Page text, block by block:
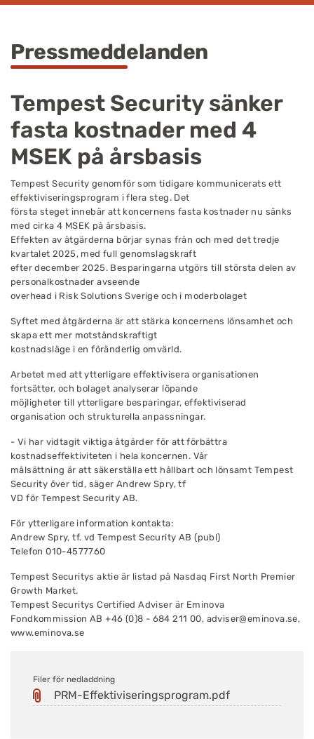
Pressmeddelanden
Tempest Security sänker
fasta kostnader med 4
MSEK på årsbasis
Tempest Security genomför som tidigare kommunicerats ett
effektiviseringsprogram i flera steg. Det
första steget innebär att koncernens fasta kostnader nu sänks
med cirka 4 MSEK på årsbasis.
Effekten av åtgärderna börjar synas från och med det tredje
kvartalet 2025, med full genomslagskraft
efter december 2025. Besparingarna utgörs till största delen av
personalkostnader avseende
overhead i Risk Solutions Sverige och i moderbolaget
Syftet med åtgärderna är att stärka koncernens lönsamhet och
skapa ett mer motståndskraftigt
kostnadsläge i en föränderlig omvärld.
Arbetet med att ytterligare effektivisera organisationen
fortsätter, och bolaget analyserar löpande
möjligheter till ytterligare besparingar, effektiviserad
organisation och strukturella anpassningar.
- Vi har vidtagit viktiga åtgärder för att förbättra
kostnadseffektiviteten i hela koncernen. Vår
målsättning är att säkerställa ett hållbart och lönsamt Tempest
Security över tid, säger Andrew Spry, tf
VD för Tempest Security AB.
För ytterligare information kontakta:
Andrew Spry, tf. vd Tempest Security AB (publ)
Telefon 010-4577760
Tempest Securitys aktie är listad på Nasdaq First North Premier
Growth Market.
Tempest Securitys Certified Adviser är Eminova
Fondkommission AB +46 (0)8 - 684 211 00, adviser@eminova.se,
www.eminova.se
Filer för nedladdning
PRM-Effektiviseringsprogram.pdf